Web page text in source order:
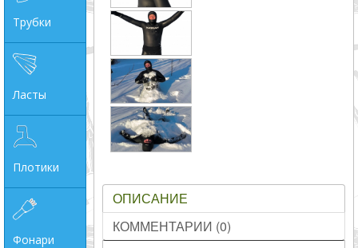
Трубки
Ласты
Плотики
Фонари
ОПИСАНИЕ
КОММЕНТАРИИ (0)